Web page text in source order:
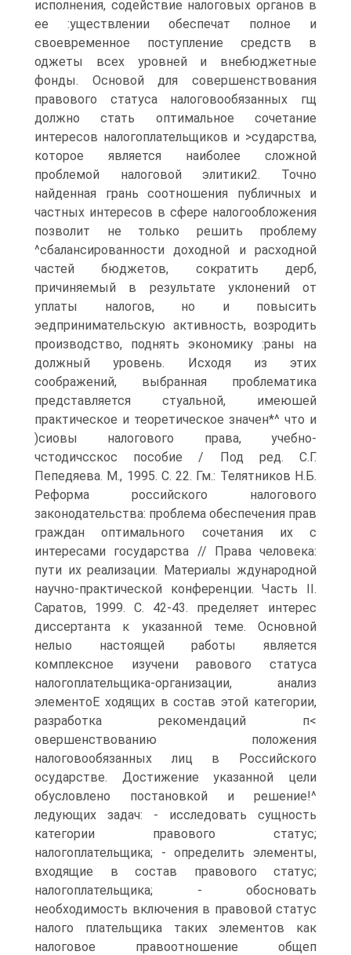
исполнения, содействие налоговых органов в
ее :уществлении обеспечат полное и
своевременное поступление средств в
оджеты всех уровней и внебюджетные
фонды. Основой для совершенствования
правового статуса налоговообязанных гщ
должно стать оптимальное сочетание
интересов налогоплательщиков и >сударства,
которое является наиболее сложной
проблемой налоговой элитики2. Точно
найденная грань соотношения публичных и
частных интересов в сфере налогообложения
позволит не только решить проблему
^сбалансированности доходной и расходной
частей бюджетов, сократить дерб,
причиняемый в результате уклонений от
уплаты налогов, но и повысить
эедпринимательскую активность, возродить
производство, поднять экономику :раны на
должный уровень. Исходя из этих
соображений, выбранная проблематика
представляется стуальной, имеюшей
практическое и теоретическое значен*^ что и
)сиовы налогового права, учебно-
чстодичсскос пособие / Под ред. С.Г.
Пепедяева. М., 1995. С. 22. Гм.: Телятников Н.Б.
Реформа российского налогового
законодательства: проблема обеспечения прав
граждан оптимального сочетания их с
интересами государства // Права человека:
пути их реализации. Материалы ждународной
научно-практической конференции. Часть II.
Саратов, 1999. С. 42-43. пределяет интерес
диссертанта к указанной теме. Основной
нелыо настоящей работы является
комплексное изучени равового статуса
налогоплательщика-организации, анализ
элементоЕ ходящих в состав этой категории,
разработка рекомендаций п<
овершенствованию положения
налоговообязанных лиц в Российского
осударстве. Достижение указанной цели
обусловлено постановкой и решение!^
ледующих задач: - исследовать сущность
категории правового статус;
налогоплательщика; - определить элементы,
входящие в состав правового статус;
налогоплательщика; - обосновать
необходимость включения в правовой статус
налого плательщика таких элементов как
налоговое правоотношение общеп